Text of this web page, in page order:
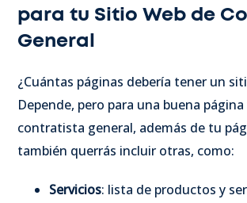
para tu Sitio Web de
General
¿Cuántas páginas debería tener un
Depende, pero para una buena
contratista general, además de tu
también querrás incluir otras, como:
Servicios: lista de productos y